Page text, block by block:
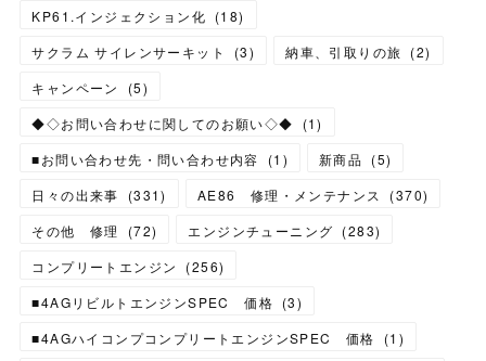
KP61.インジェクション化 (18)
サクラム サイレンサーキット
(3) 納車、引取りの旅 (2)
キャンペーン
(5)
◆◇お問い合わせに関してのお願い◇◆
(1)
■お問い合わせ先・問い合わせ内容
(1 ) 新商品 (5)
日々の出来事
(331) AE86 修理・メンテナンス (370)
その他 修理
(72) エンジンチューニング (283)
コンプリートエンジン
(256)
■4AGリビルトエンジンSPEC 価格 (3)
■4AGハイコンプコンプリートエンジンSPEC 価格
(1 )